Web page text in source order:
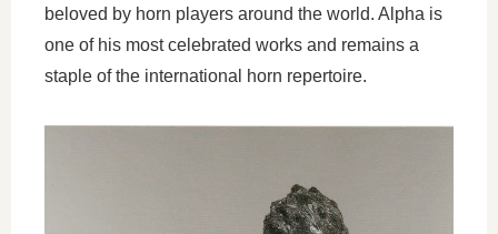
beloved by horn players around the world. Alpha is
one of his most celebrated works and remains a
staple of the international horn repertoire.